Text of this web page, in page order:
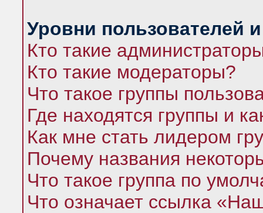
Уровни пользователей
Кто такие
Кто такие модераторы?
Что такое группы
Где находятся группы и
Как мне стать лидером
Почему названия
Что такое группа по
Что означает ссылка